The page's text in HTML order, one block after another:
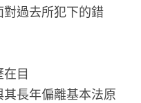
過去所犯下的錯
目
長年偏離基本法原